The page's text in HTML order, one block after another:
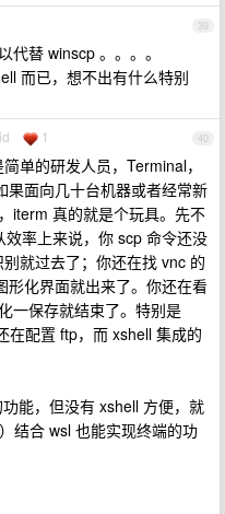
39
代替 winscp 。。。。
而已，想不出有什么特别
40
1
单的研发人员，Terminal，
果面向几十台机器或者经常新
iterm 真的就是个玩具。先不
率上来说，你 scp 命令还没
就过去了；你还在找 vnc 的
化界面就出来了。你还在看
一保存就结束了。特别是
在配置 ftp，而 xshell 集成的
能，但没有 xshell 方便，就
结合 wsl 也能实现终端的功